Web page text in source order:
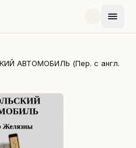
АВТОМОБИЛЬ (Пер. с англ.